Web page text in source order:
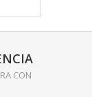
CON